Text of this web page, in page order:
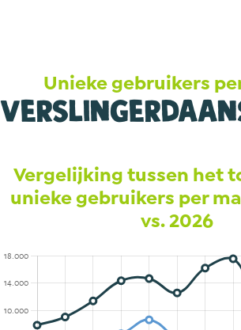
Unieke gebruikers
Vergelijking tussen het
unieke gebruikers per
vs. 2026